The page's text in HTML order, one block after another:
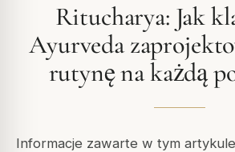
Ritucharya: Jak
Ayurveda
rutynę na każdą
Informacje zawarte w tym